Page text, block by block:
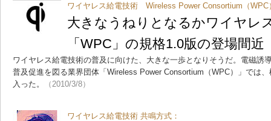
ワイヤレス給電技術 Wireless Power Consortium（WPC
大きなうねりとなるかワイヤレ
「WPC」の規格1.0版の登場間近
ワイヤレス給電技術の普及に向けた、大きな一歩となりそうだ。電磁誘
普及促進を図る業界団体「Wireless Power Consortium（WPC）」では
入った。
（2010/3/8）
ワイヤレス給電技術 共鳴方式：